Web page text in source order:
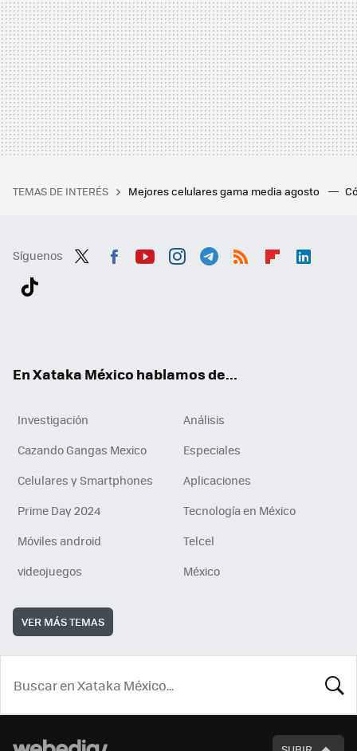
TEMAS DE INTERÉS Mejores celulares gama media agosto
Síguenos
En Xataka México hablamos de...
Investigación
Análisis
Cazando Gangas Mexico
Especiales
Celulares y Smartphones
Aplicaciones
Prime Day 2024
Tecnología en México
Móviles android
Telcel
videojuegos
México
VER MÁS TEMAS